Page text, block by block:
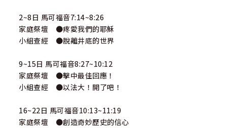
2~8日 馬可福音7:14~8:26
家庭祭壇 ●疼愛我們的耶穌
小組查經 ●脫離井底的世界
9~15日 馬可福音8:27~10:12
家庭祭壇 ●擊中最佳回應！
小組查經 ●以法大！開了吧！
16~22日 馬可福音10:13~11:19
家庭祭壇 ●創造奇妙歷史的信心